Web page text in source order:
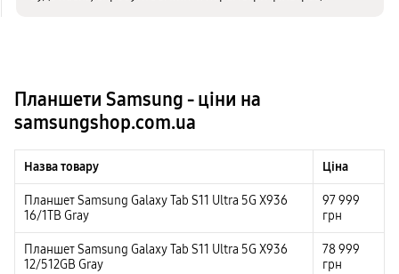
Планшети Samsung - ціни на
samsungshop.com.ua
Назва товару Ціна
Планшет Samsung Galaxy Tab S11 Ultra 5G X936
16/1TB Gray
97 999
грн
Планшет Samsung Galaxy Tab S11 Ultra 5G X936
12/512GB Gray
78 999
грн